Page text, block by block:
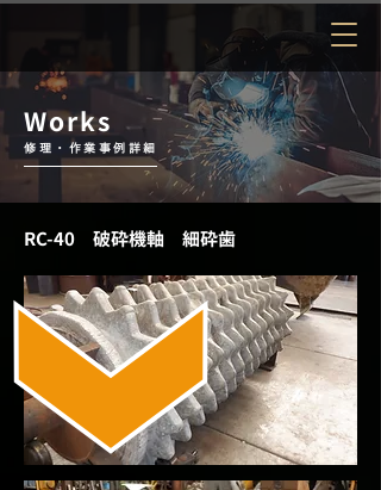
Works
修理・作業事例詳細
RC-40 破砕機軸 細砕歯